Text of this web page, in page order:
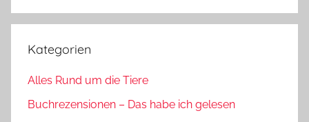
Kategorien
Alles Rund um die Tiere
Buchrezensionen – Das habe ich gelesen